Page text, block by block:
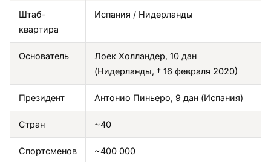
Штаб-
квартира
Испания / Нидерланды
Основатель
Лоек Холландер, 10 дан
(Нидерланды, † 16 февраля 2020)
Президент Антонио Пиньеро, 9 дан (Испания)
Стран ~40
Спортсменов ~400 000